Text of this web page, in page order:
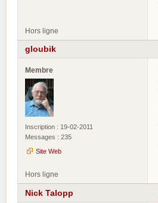
Hors ligne
gloubik
Membre
Inscription : 19-02-2011
Messages : 235
Site Web
Hors ligne
Nick Talopp